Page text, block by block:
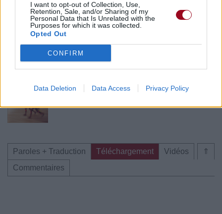
I want to opt-out of Collection, Use,
Retention, Sale, and/or Sharing of my
Personal Data that Is Unrelated with the
Purposes for which it was collected.
Opted Out
CONFIRM
Data Deletion Data Access Privacy Policy
Publié parVisa 247894 5
7h29.
Chanteurs : Paul Simon
⇑
Paroles + Traduction Téléchargement
Vidéos
Commentaires